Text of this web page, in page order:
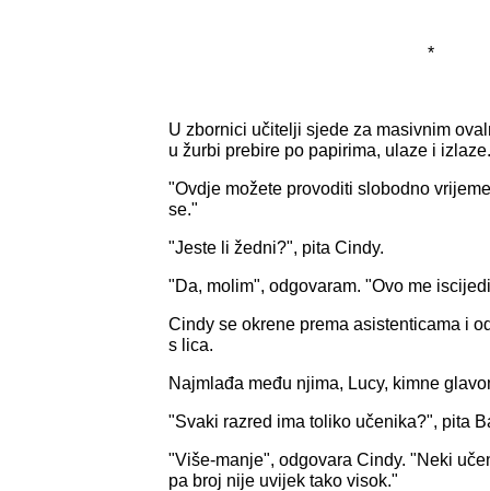
*
U zbornici učitelji sjede za masivnim
u žurbi prebire po papirima, ulaze i
"Ovdje možete provoditi slobodno
se."
"Jeste li žedni?", pita Cindy.
"Da, molim", odgovaram. "Ovo me
Cindy se okrene prema asistenticama i
s lica.
Najmlađa među njima, Lucy, kimne
"Svaki razred ima toliko učenika?", pita
"Više-manje", odgovara Cindy. "Neki
pa broj nije uvijek tako visok."